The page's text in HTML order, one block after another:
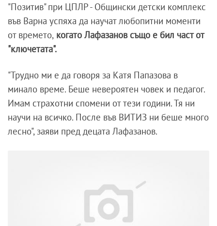
"Позитив" при ЦПЛР - Общински детски комплекс
във Варна успяха да научат любопитни моменти
от времето, когато Лафазанов също е бил част от
"ключетата".
"Трудно ми е да говоря за Катя Папазова в
минало време. Беше невероятен човек и педагог.
Имам страхотни спомени от тези години. Тя ни
научи на всичко. После във ВИТИЗ ни беше много
лесно", заяви пред децата Лафазанов.